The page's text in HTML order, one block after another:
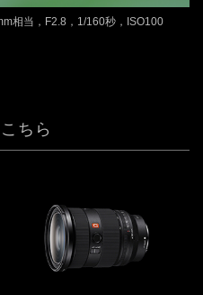
相当，F2.8，1/160秒，ISO100
ちら